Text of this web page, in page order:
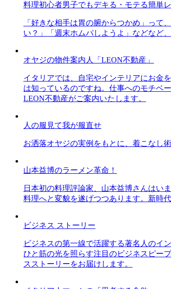
料理初心者男子でもデキる・モテる簡単
「好きな相手は胃の腑からつかめ」っ
い？」「週末ホムパしようよ」などなど
オヤジの物件案内人「LEON不動産」
イタリアでは、自宅やインテリアにお金
は知っているのですね。仕事へのモチベ
LEON不動産がご案内いたします。
人の服見て我が服直せ
お洒落オヤジの実例をもとに、着こなし
山本益博のラーメン革命！
日本初の料理評論家、山本益博さんはい
料理へと変貌を遂げつつあります。新時
ビジネス ストーリー
ビジネスの第一線で活躍する著名人のイ
ひと筋の光を照らす注目のビジネスピー
スストーリーをお届けします。